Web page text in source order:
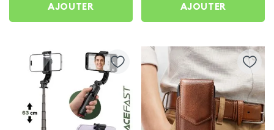
AJOUTER AJOUTER